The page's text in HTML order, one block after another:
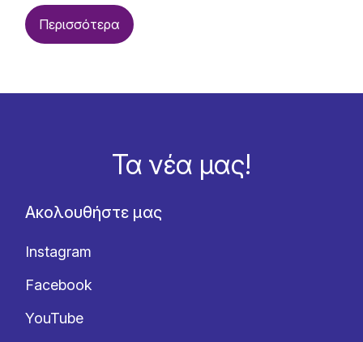
Περισσότερα
Τα νέα μας!
Ακολουθήστε μας
Instagram
Facebook
YouTube